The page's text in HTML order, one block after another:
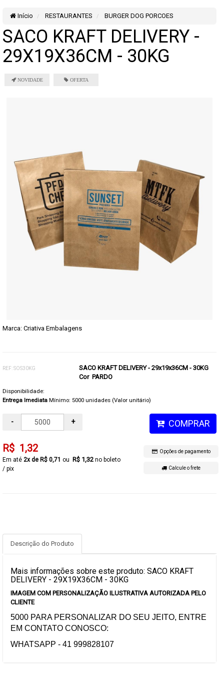
Início RESTAURANTES BURGER DOG PORCOES
SACO KRAFT DELIVERY -
29X19X36CM - 30KG
Marca: Criativa Embalagens
REF: SOS30KG
SACO KRAFT DELIVERY - 29x19x36CM - 30KG
Cor PARDO
Disponibilidade:
Entrega Imediata Mínimo: 5000 unidades (Valor unitário)
- + COMPRAR
R$ 1,32
2x de R$ 0,71 R$ 1,32 no boleto
/ pix
Opções de pagamento
Calcule o frete
Descrição do Produto
Mais informações sobre este produto: SACO KRAFT
DELIVERY - 29X19X36CM - 30KG
IMAGEM COM PERSONALIZAÇÃO ILUSTRATIVA AUTORIZADA PELO
CLIENTE
5000 PARA PERSONALIZAR DO SEU JEITO, ENTRE
EM CONTATO CONOSCO:
WHATSAPP - 41 999828107